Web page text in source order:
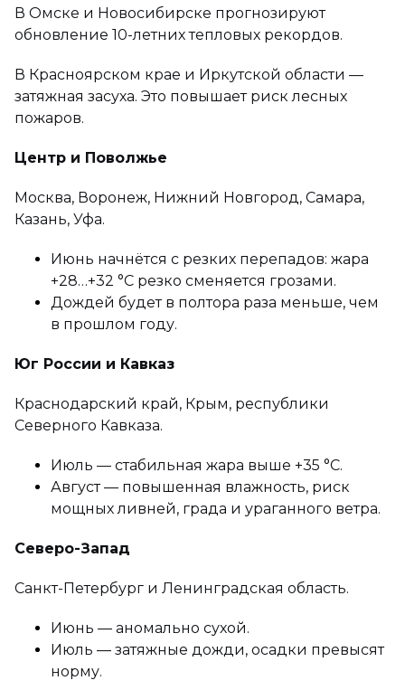
В Омске и Новосибирске прогнозируют
обновление 10-летних тепловых рекордов.
В Красноярском крае и Иркутской области —
затяжная засуха. Это повышает риск лесных
пожаров.
Центр и Поволжье
Москва, Воронеж, Нижний Новгород, Самара,
Казань, Уфа.
Июнь начнётся с резких перепадов: жара
+28…+32 °С резко сменяется грозами.
Дождей будет в полтора раза меньше, чем
в прошлом году.
Юг России и Кавказ
Краснодарский край, Крым, республики
Северного Кавказа.
Июль — стабильная жара выше +35 °С.
Август — повышенная влажность, риск
мощных ливней, града и ураганного ветра.
Северо-Запад
Санкт-Петербург и Ленинградская область.
Июнь — аномально сухой.
Июль — затяжные дожди, осадки превысят
норму.